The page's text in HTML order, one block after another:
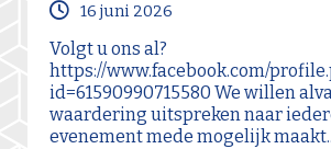
16 juni 2026
Volgt u ons al?
https://www.facebook.com/
id=61590990715580 We willen
waardering uitspreken naar
evenement mede mogelijk